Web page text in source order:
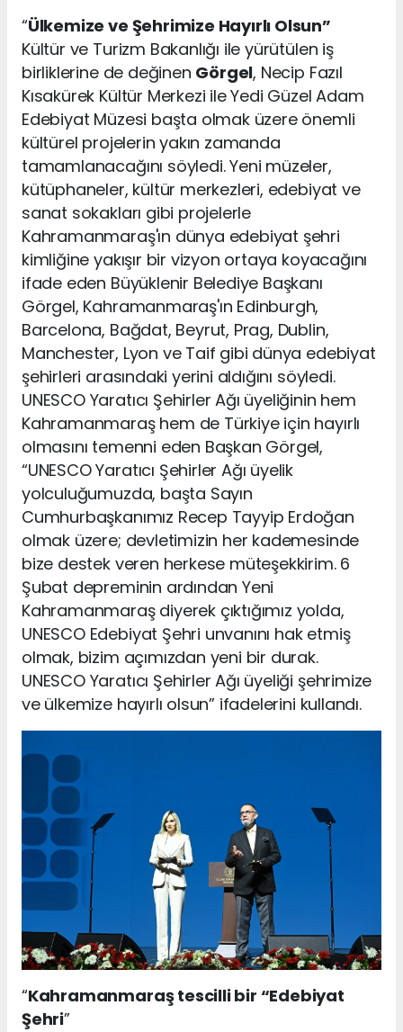
“Ülkemize ve Şehrimize Hayırlı Olsun”
Kültür ve Turizm Bakanlığı ile yürütülen iş
birliklerine de değinen Görgel, Necip Fazıl
Kısakürek Kültür Merkezi ile Yedi Güzel Adam
Edebiyat Müzesi başta olmak üzere önemli
kültürel projelerin yakın zamanda
tamamlanacağını söyledi. Yeni müzeler,
kütüphaneler, kültür merkezleri, edebiyat ve
sanat sokakları gibi projelerle
Kahramanmaraş'ın dünya edebiyat şehri
kimliğine yakışır bir vizyon ortaya koyacağını
ifade eden Büyüklenir Belediye Başkanı
Görgel, Kahramanmaraş'ın Edinburgh,
Barcelona, Bağdat, Beyrut, Prag, Dublin,
Manchester, Lyon ve Taif gibi dünya edebiyat
şehirleri arasındaki yerini aldığını söyledi.
UNESCO Yaratıcı Şehirler Ağı üyeliğinin hem
Kahramanmaraş hem de Türkiye için hayırlı
olmasını temenni eden Başkan Görgel,
“UNESCO Yaratıcı Şehirler Ağı üyelik
yolculuğumuzda, başta Sayın
Cumhurbaşkanımız Recep Tayyip Erdoğan
olmak üzere; devletimizin her kademesinde
bize destek veren herkese müteşekkirim. 6
Şubat depreminin ardından Yeni
Kahramanmaraş diyerek çıktığımız yolda,
UNESCO Edebiyat Şehri unvanını hak etmiş
olmak, bizim açımızdan yeni bir durak.
UNESCO Yaratıcı Şehirler Ağı üyeliği şehrimize
ve ülkemize hayırlı olsun” ifadelerini kullandı.
“Kahramanmaraş tescilli bir “Edebiyat
Şehri”